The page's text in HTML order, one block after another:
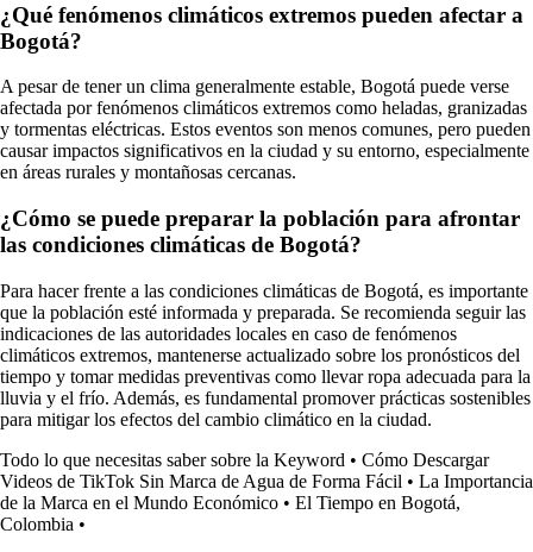
¿Qué fenómenos climáticos extremos pueden afectar a
Bogotá?
A pesar de tener un clima generalmente estable, Bogotá puede verse
afectada por fenómenos climáticos extremos como heladas, granizadas
y tormentas eléctricas. Estos eventos son menos comunes, pero pueden
causar impactos significativos en la ciudad y su entorno, especialmente
en áreas rurales y montañosas cercanas.
¿Cómo se puede preparar la población para afrontar
las condiciones climáticas de Bogotá?
Para hacer frente a las condiciones climáticas de Bogotá, es importante
que la población esté informada y preparada. Se recomienda seguir las
indicaciones de las autoridades locales en caso de fenómenos
climáticos extremos, mantenerse actualizado sobre los pronósticos del
tiempo y tomar medidas preventivas como llevar ropa adecuada para la
lluvia y el frío. Además, es fundamental promover prácticas sostenibles
para mitigar los efectos del cambio climático en la ciudad.
Todo lo que necesitas saber sobre la Keyword • Cómo Descargar
Videos de TikTok Sin Marca de Agua de Forma Fácil • La Importancia
de la Marca en el Mundo Económico • El Tiempo en Bogotá,
Colombia •